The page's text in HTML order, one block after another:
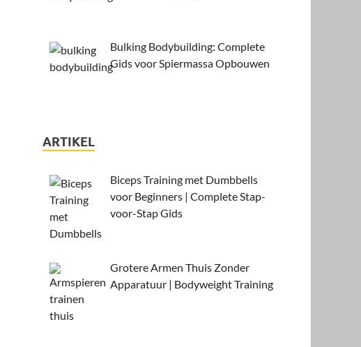
Bulking Bodybuilding: Complete
Gids voor Spiermassa Opbouwen
ARTIKEL
Biceps Training met Dumbbells
voor Beginners | Complete Stap-
voor-Stap Gids
Grotere Armen Thuis Zonder
Apparatuur | Bodyweight Training